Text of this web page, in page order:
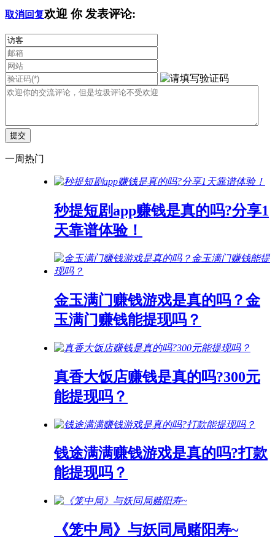
取消回复欢迎 你发表评论:
一周热门
秒提短剧app赚钱是真的吗?分享1
天靠谱体验！
金玉满门赚钱游戏是真的吗？金
玉满门赚钱能提现吗？
真香大饭店赚钱是真的吗?300元
能提现吗？
钱途满满赚钱游戏是真的吗?打款
能提现吗？
《笼中局》与妖同局赌阳寿~